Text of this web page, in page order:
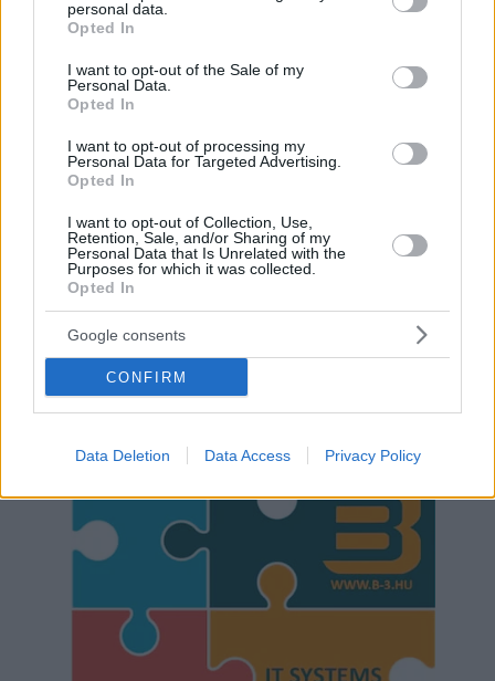
grant or deny consent to Google and its third-party tags to
use your data for below specified purposes in below Google
consent section.
personal data.
Opted In
I want to opt-out of the Sale of my
Personal Data.
Opted In
I want to opt-out of processing my
Personal Data for Targeted Advertising.
Opted In
I want to opt-out of Collection, Use,
Retention, Sale, and/or Sharing of my
Personal Data that Is Unrelated with the
Purposes for which it was collected.
Opted In
Google consents
CONFIRM
Data Deletion Data Access Privacy Policy
Hirdetés